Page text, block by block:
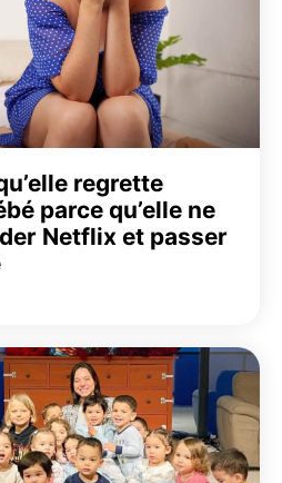
regrette
parce qu’elle ne
Netflix et passer